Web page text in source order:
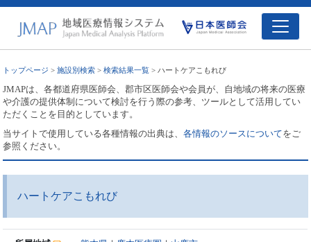
トップページ >施設別検索 >検索結果一覧 > ハートケアこもれび
JMAPは、各都道府県医師会、郡市区医師会や会員が、自地域の将来の医療
や介護の提供体制について検討を行う際の参考、ツールとして活用してい
ただくことを目的としています。
当サイトで使用している各種情報の出典は、各情報のソースについてをご
参照ください。
ハートケアこもれび